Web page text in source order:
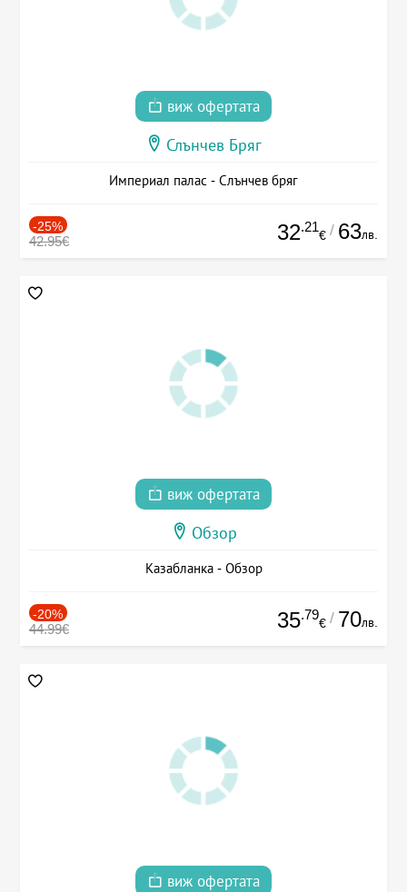
виж офертата
Слънчев Бряг
Империал палас - Слънчев бряг
-25%
42.95€ 32.21
€ / 63лв.
виж офертата
Обзор
Казабланка - Обзор
-20%
44.99€ 35.79
€ / 70лв.
виж офертата